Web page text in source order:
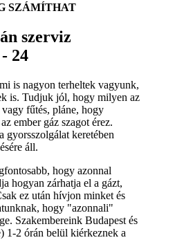
SZÁMÍTHAT
szerviz
24
is nagyon terheltek vagyunk,
is. Tudjuk jól, hogy milyen az
fűtés, pláne, hogy
ember gáz szagot érez.
gyorsszolgálat keretében
áll.
hogy azonnal
hogyan zárhatja el a gázt,
ez után hívjon minket és
hogy "azonnali"
Szakembereink Budapest és
1-2 órán belül kiérkeznek a